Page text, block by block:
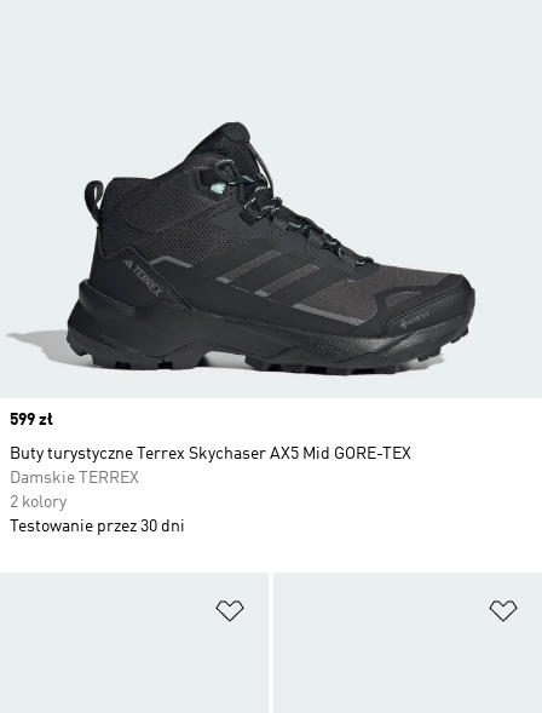
Price
599 zł
Buty turystyczne Terrex Skychaser AX5 Mid GORE-TEX
Damskie TERREX
2 kolory
Testowanie przez 30 dni